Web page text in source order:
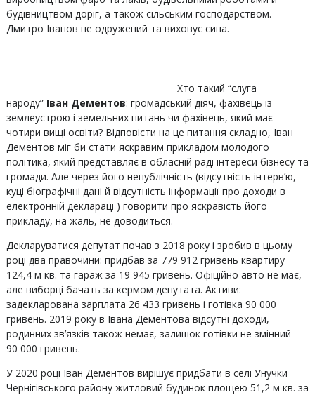
будівництвом доріг, а також сільським господарством.
Дмитро Іванов не одружений та виховує сина.
Хто такий “слуга
народу” Іван Дементов: громадський діяч, фахівець із
землеустрою і земельних питань чи фахівець, який має
чотири вищі освіти? Відповісти на це питання складно, Іван
Дементов міг би стати яскравим прикладом молодого
політика, який представляє в обласній раді інтереси бізнесу та
громади. Але через його непублічність (відсутність інтерв’ю,
куці біографічні дані й відсутність інформації про доходи в
електронній декларації) говорити про яскравість його
прикладу, на жаль, не доводиться.
Декларуватися депутат почав з 2018 року і зробив в цьому
році два правочини: придбав за 779 912 гривень квартиру
124,4 м кв. та гараж за 19 945 гривень. Офіційно авто не має,
але виборці бачать за кермом депутата. Активи:
задекларована зарплата 26 433 гривень і готівка 90 000
гривень. 2019 року в Івана Дементова відсутні доходи,
родинних зв’язків також немає, залишок готівки не змінний –
90 000 гривень.
У 2020 році Іван Дементов вирішує придбати в селі Унучки
Чернігівського району житловий будинок площею 51,2 м кв. за